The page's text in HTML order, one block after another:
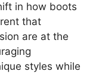
in how boots
that
are at the
styles while